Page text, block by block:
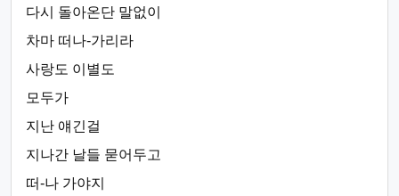
다시 돌아온단 말없이
차마 떠나-가리라
사랑도 이별도
모두가
지난 얘긴걸
지나간 날들 묻어두고
떠-나 가야지